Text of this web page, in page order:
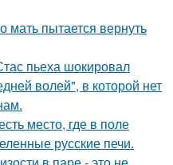
мать пытается вернуть
пьеха шокировал
волей", в которой нет
место, где в поле
русские печи.